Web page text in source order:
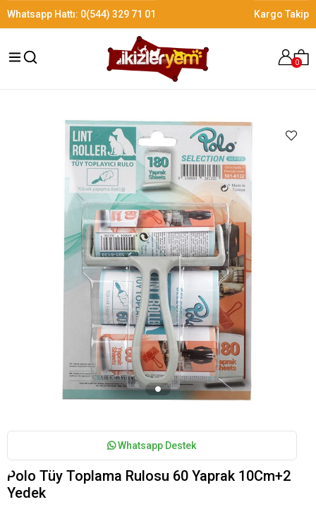
Whatsapp Hattı: 0(544) 329 71 01 Kargo Takip
0
Whatsapp Destek
Polo Tüy Toplama Rulosu 60 Yaprak 10Cm+2
Yedek